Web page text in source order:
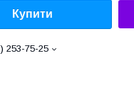
Купити
253-75-25